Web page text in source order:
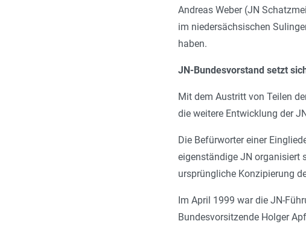
Andreas Weber (JN
im niedersächsischen
haben.
JN-Bundesvorstand setzt
Mit dem Austritt von Teilen
die weitere Entwicklung der
Die Befürworter einer
eigenständige JN organisiert
ursprüngliche Konzipierung
Im April 1999 war die JN-
Bundesvorsitzende Holger